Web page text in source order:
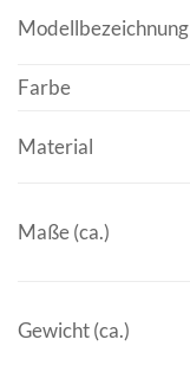
Modellbezeichnung
Farbe
Material
Maße (ca.)
Gewicht (ca.)